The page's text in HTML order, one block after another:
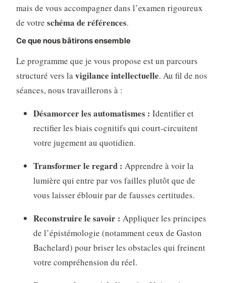
mais de vous accompagner dans l’examen rigoureux
de votre schéma de références.
Ce que nous bâtirons ensemble
Le programme que je vous propose est un parcours
structuré vers lavigilance intellectuelle. Au fil de nos
séances, nous travaillerons à :
Désamorcer les automatismes : Identifier et
rectifier les biais cognitifs qui court-circuitent
votre jugement au quotidien.
Transformer le regard : Apprendre à voir la
lumière qui entre par vos failles plutôt que de
vous laisser éblouir par de fausses certitudes.
Reconstruire le savoir : Appliquer les principes
de l’épistémologie (notamment ceux de Gaston
Bachelard) pour briser les obstacles qui freinent
votre compréhension du réel.